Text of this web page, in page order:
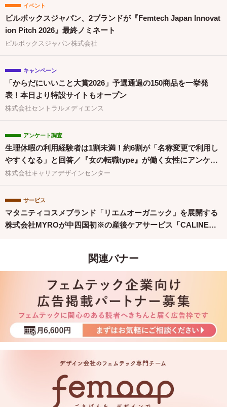
イベント
ピルボックスジャパン、2ブランドが『Femtech Japan Innovat
ion Pitch 2026』最終ノミネート
ピルボックスジャパン株式会社
キャンペーン
「からだにいいこと大賞2026」予選通過の150商品を一挙発
表！本日より特設サイトもオープン
株式会社セントラルメディエンス
アンケート調査
生理休暇の利用経験者は1割未満！約6割が「名称変更で利用し
やすくなる」と回答／『女の転職type』が働く女性にアンケー
ト【第134回】
株式会社キャリアデザインセンター
サービス
マタニティコスメブランド「リエムオーガニック」を展開する
株式会社MYROが中四国初※の産後ケアサービス「CALINE」
関連バナー